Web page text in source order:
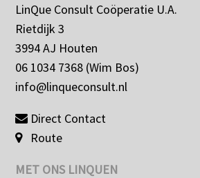
LinQue Consult Coöperatie U.A.
Rietdijk 3
3994 AJ Houten
06 1034 7368 (Wim Bos)
info@linqueconsult.nl
Direct Contact
Route
MET ONS LINQUEN